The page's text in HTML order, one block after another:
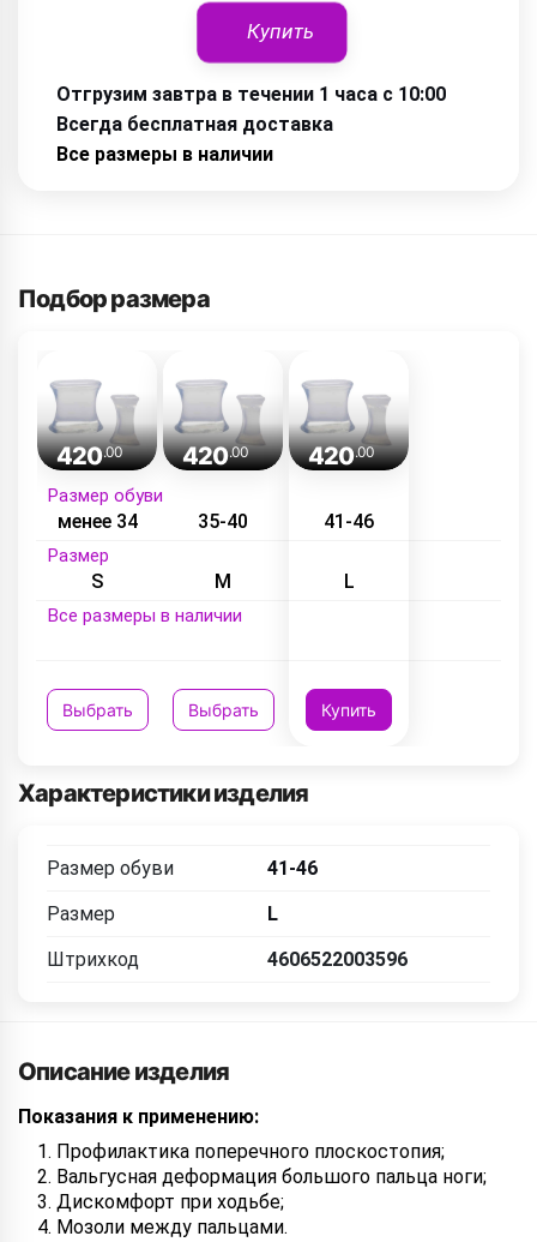
Купить
Отгрузим завтра в течении 1 часа с 10:00
Всегда бесплатная доставка
Все размеры в наличии
Подбор размера
Размер обуви
Размер
Все размеры в наличии
420.00
менее 34
S
Выбрать
420.00
35-40
M
Выбрать
420.00
41-46
L
Купить
Характеристики изделия
Размер обуви
41-46
Размер
L
Штрихкод
4606522003596
Описание изделия
Показания к применению:
Профилактика поперечного плоскостопия;
Вальгусная деформация большого пальца ноги;
Дискомфорт при ходьбе;
Мозоли между пальцами.